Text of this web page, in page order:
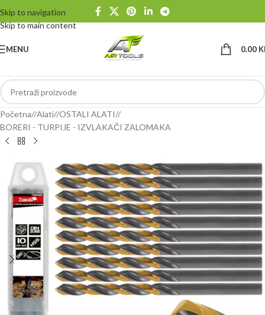
Skip to navigation
Skip to main content
MENU 0.00
Početna/ Alati/ OSTALI ALATI/
BORERI - TURPIJE - IZVLAKAČI ZALOMAKA